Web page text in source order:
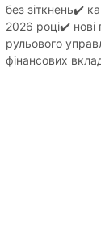
без зіткнень✔️
2026 році✔️ нові
рульового
фінансових